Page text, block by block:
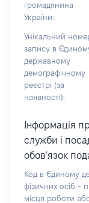
громадянина
України:
Унікальний
запису в
державному
демографічному
реєстрі (за
наявності):
Інформація
служби і
обов’язок
Код в Єдиному
фізичних осіб -
місця роботи